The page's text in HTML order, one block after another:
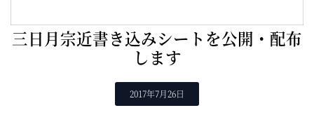
三日月宗近書き込みシートを公開・配布
します
2017年7月26日